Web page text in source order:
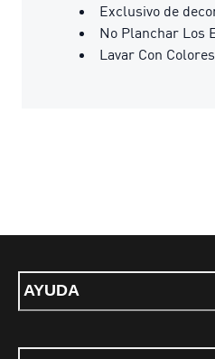
Exclusivo de
No Planchar Los
Lavar Con
AYUDA